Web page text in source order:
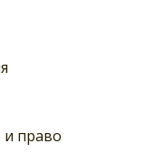
и право